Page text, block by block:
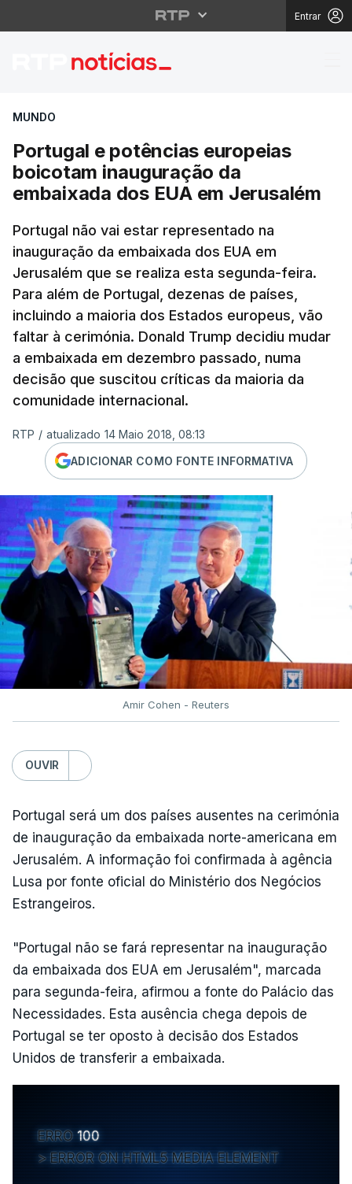
Entrar
Portugal e potências
MUNDO
Portugal e potências europeias
boicotam inauguração da
embaixada dos EUA em Jerusalém
Portugal não vai estar representado na
inauguração da embaixada dos EUA em
Jerusalém que se realiza esta segunda-feira.
Para além de Portugal, dezenas de países,
incluindo a maioria dos Estados europeus, vão
faltar à cerimónia. Donald Trump decidiu mudar
a embaixada em dezembro passado, numa
decisão que suscitou críticas da maioria da
comunidade internacional.
RTP / atualizado 14 Maio 2018, 08:13
ADICIONAR COMO FONTE INFORMATIVA
Amir Cohen - Reuters
OUVIR
Portugal será um dos países ausentes na cerimónia
de inauguração da embaixada norte-americana em
Jerusalém. A informação foi confirmada à agência
Lusa por fonte oficial do Ministério dos Negócios
Estrangeiros.
"Portugal não se fará representar na inauguração
da embaixada dos EUA em Jerusalém", marcada
para segunda-feira, afirmou a fonte do Palácio das
Necessidades. Esta ausência chega depois de
Portugal se ter oposto à decisão dos Estados
Unidos de transferir a embaixada.
ERRO 100
ERROR ON HTML5 MEDIA ELEMENT